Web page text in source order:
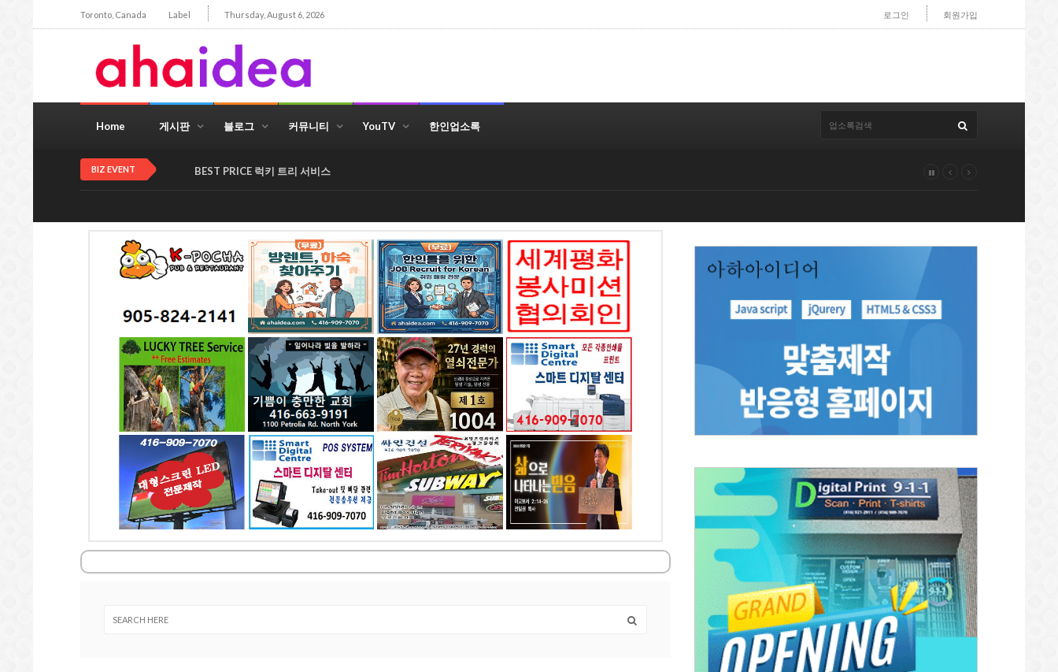
Toronto, Canada Label Thursday, August 6, 2026 로그인 회원가입
Home 게시판 블로그 커뮤니티 YouTV 한인업소록
BIZ EVENT BEST PRICE 럭키 트리 서비스
(무료) 방렌트,하숙 찾
아주기
Toronto, ON
한인을 위한 KOREAN
JOB BANK
전화: 6476245886
4065 Chesswood
Drive Toronto, ON
세계평화봉사미션협의
회 - 토론토지회
전화: 4169097070
chesswood 4065, ON
토론토 기쁨이 충만한
교회
전화: 416-663-9191
1100 Petrolia Rd
Toronto, ON
1004열쇠
전화: 416-895-1004
4 Blakeley Rd.
Toronto, ON
스마트 디지탈 프린팅
- 인쇄 및 디자인
전화: 416-909-7070
4065 chesswood dr.
Toronto, ON
최고의 POS시스템 -
스마트 디지탈 POS
전화: 416-909-7070
4065 CHESSWOOD
DR. NORTH YORK
Toronto, ON
싸인건설 (아하아이디
어)
전화: 416-909-7070
4065 Chesswood Dr.
North York, ON
예본교회
전화: 416-858-6449
4258 Bloor St W,
Etobicoke, ON
게시물의 책임은 게시자 본인에게 있고, 본 게시판의 성격과 무관하거나 욕설, 비방의 글은 통보 없이 삭제됩니다.
ex) https://www.youtube.com/watch?v=j-5aD74LxD0
검색태그
저장
취소